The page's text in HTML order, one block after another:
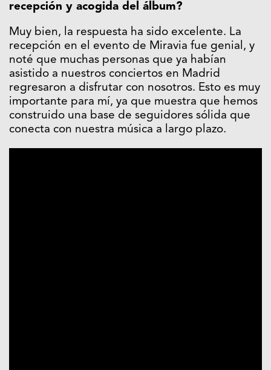
recepción y acogida del álbum?
Muy bien, la respuesta ha sido excelente. La
recepción en el evento de Miravia fue genial, y
noté que muchas personas que ya habían
asistido a nuestros conciertos en Madrid
regresaron a disfrutar con nosotros. Esto es muy
importante para mí, ya que muestra que hemos
construido una base de seguidores sólida que
conecta con nuestra música a largo plazo.